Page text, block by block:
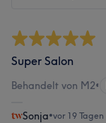
Super Salon
Behandelt von M2•
Sonja•vor 19 Tagen